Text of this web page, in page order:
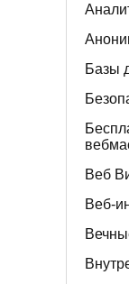
Базы
Веб
Веб-